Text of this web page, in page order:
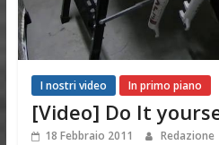
I nostri video In primo piano
[Video] Do It
18 Febbraio 2011 Redazione